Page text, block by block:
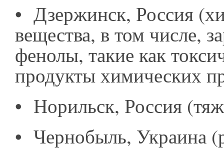
• Дзержинск, Россия
вещества, в том числе,
фенолы, такие как
продукты химических
• Норильск, Россия
• Чернобыль, Украина